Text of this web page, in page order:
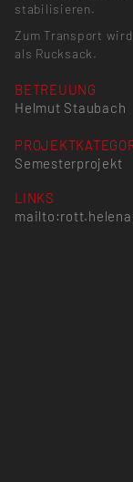
stabilisieren.
Zum Transport
als Rucksack.
BETREUUNG
Helmut Staubach
Semesterprojekt
LINKS